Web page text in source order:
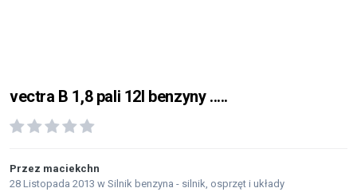
vectra B 1,8 pali 12l benzyny .....
Przez maciekchn
28 Listopada 2013 w Silnik benzyna - silnik, osprzęt i układy